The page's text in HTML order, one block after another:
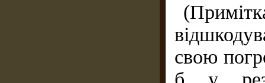
свою